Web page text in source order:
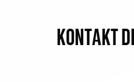
KONTAKT